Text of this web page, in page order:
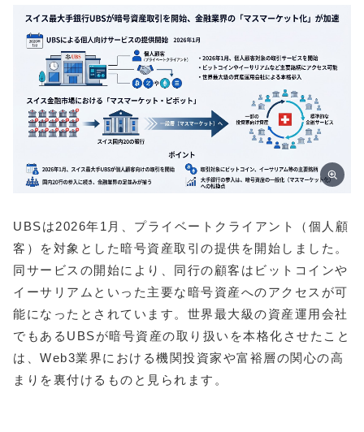
UBSは2026年1月、プライベートクライアント（個人顧
客）を対象とした暗号資産取引の提供を開始しました。
同サービスの開始により、同行の顧客はビットコインや
イーサリアムといった主要な暗号資産へのアクセスが可
能になったとされています。世界最大級の資産運用会社
でもあるUBSが暗号資産の取り扱いを本格化させたこと
は、Web3業界における機関投資家や富裕層の関心の高
まりを裏付けるものと見られます。